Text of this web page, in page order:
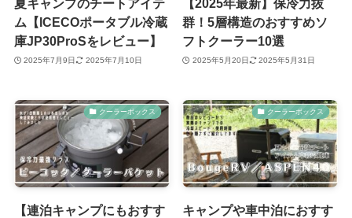
夏キャンプのチートアイテ
ム【ICECOポータブル冷蔵
庫JP30ProSをレビュー】
2025年7月9日 2025年7月10日
【2025年最新】保冷力抜
群！5層構造のおすすめソ
フトクーラー10選
2025年5月20日 2025年5月31日
クーラーボックス
【連泊キャンプにもおすす
クーラーボックス
キャンプや車中泊におすす